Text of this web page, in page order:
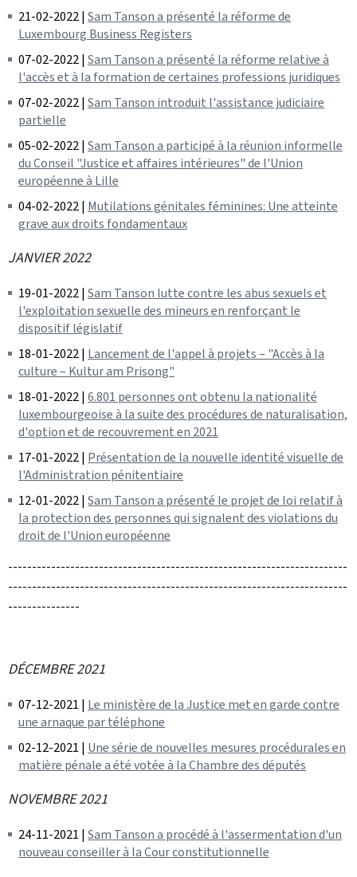
21-02-2022 |Sam Tanson a présenté la réforme de
Luxembourg Business Registers
07-02-2022 |Sam Tanson a présenté la réforme relative à
l'accès et à la formation de certaines professions juridiques
07-02-2022 |Sam Tanson introduit l'assistance judiciaire
partielle
05-02-2022 |Sam Tanson a participé à la réunion informelle
du Conseil "Justice et affaires intérieures" de l'Union
européenne à Lille
04-02-2022 | Mutilations génitales féminines: Une atteinte
grave aux droits fondamentaux
JANVIER 2022
19-01-2022 |Sam Tanson lutte contre les abus sexuels et
l'exploitation sexuelle des mineurs en renforçant le
dispositif législatif
18-01-2022 | Lancement de l'appel à projets – "Accès à la
culture – Kultur am Prisong"
18-01-2022 |6.801 personnes ont obtenu la nationalité
luxembourgeoise à la suite des procédures de naturalisation,
d'option et de recouvrement en 2021
17-01-2022 | Présentation de la nouvelle identité visuelle de
l'Administration pénitentiaire
12-01-2022 |Sam Tanson a présenté le projet de loi relatif à
la protection des personnes qui signalent des violations du
droit de l'Union européenne
-----------------------------------------------------------------------
-----------------------------------------------------------------------
---------------
DÉCEMBRE 2021
07-12-2021 | Le ministère de la Justice met en garde contre
une arnaque par téléphone
02-12-2021 | Une série de nouvelles mesures procédurales en
matière pénale a été votée à la Chambre des députés
NOVEMBRE 2021
24-11-2021 |Sam Tanson a procédé à l'assermentation d'un
nouveau conseiller à la Cour constitutionnelle